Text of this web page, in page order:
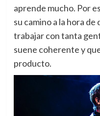
aprende mucho. Por
su camino a la hora de
trabajar con tanta
suene coherente y
producto.